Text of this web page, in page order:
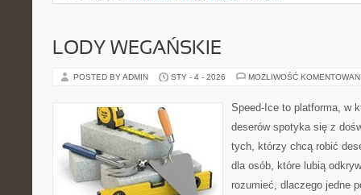
LODY WEGAŃSKIE
POSTED BY ADMIN STY - 4 - 2026 MOŻLIWOŚĆ
Speed-Ice to platforma, w
deserów spotyka się z
tych, którzy chcą robić
dla osób, które lubią
rozumieć, dlaczego jedne